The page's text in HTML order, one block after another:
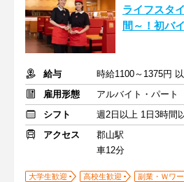
ライフスタ
間～！初バ
給与
時給1100～1375円
雇用形態
アルバイト・パート
シフト
週2日以上 1日3時間
アクセス
郡山駅
車12分
大学生歓迎 高校生歓迎
副業・Ｗワ